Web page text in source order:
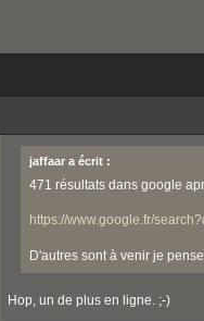
jaffaar a écrit :
471 résultats dans google
https://www.google.fr/
D'autres sont à venir je
Hop, un de plus en ligne. ;-)